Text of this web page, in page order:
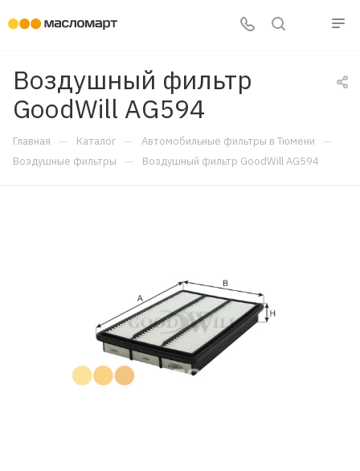
Воздушный фильтр
GoodWill AG594
Главная — Каталог — Автомобильные фильтры в Тюмени —
Воздушные фильтры — Воздушный фильтр GoodWill AG594